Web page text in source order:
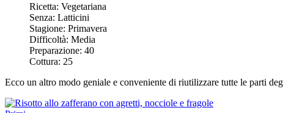
Ricetta: Vegetariana
Senza: Latticini
Stagione: Primavera
Difficoltà: Media
Preparazione: 40
Cottura: 25
Ecco un altro modo geniale e conveniente di riutilizzare tutte le parti